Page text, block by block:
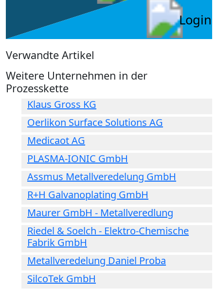
Login
Verwandte Artikel
Weitere Unternehmen in der
Prozesskette
Klaus Gross KG
Oerlikon Surface Solutions AG
Medicaot AG
PLASMA-IONIC GmbH
Assmus Metallveredelung GmbH
R+H Galvanoplating GmbH
Maurer GmbH - Metallveredlung
Riedel & Soelch - Elektro-Chemische
Fabrik GmbH
Metallveredelung Daniel Proba
SilcoTek GmbH